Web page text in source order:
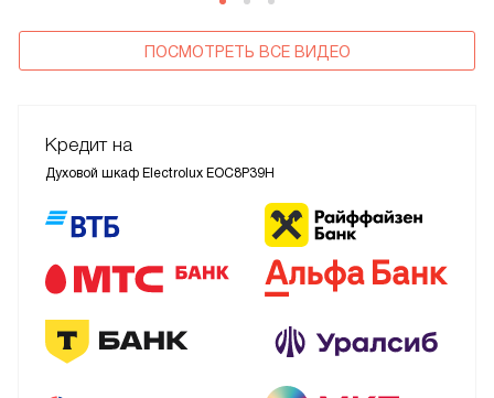
ПОСМОТРЕТЬ ВСЕ ВИДЕО
Кредит на
Духовой шкаф Electrolux EOC8P39H